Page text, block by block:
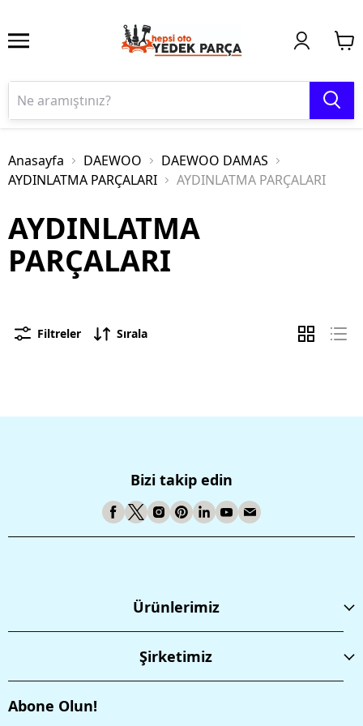
Anasayfa DAEWOO
DAEWOO DAMAS
AYDINLATMA PARÇALARI
AYDINLATMA PARÇALARI
AYDINLATMA
PARÇALARI
Filtreler Sırala
Bizi takip edin
Ürünlerimiz
Şirketimiz
Abone Olun!